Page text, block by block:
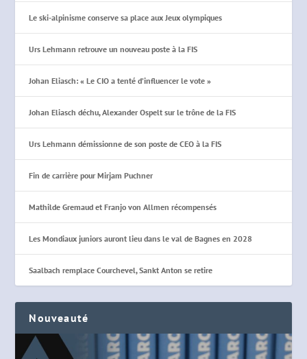
Le ski-alpinisme conserve sa place aux Jeux olympiques
Urs Lehmann retrouve un nouveau poste à la FIS
Johan Eliasch: « Le CIO a tenté d’influencer le vote »
Johan Eliasch déchu, Alexander Ospelt sur le trône de la FIS
Urs Lehmann démissionne de son poste de CEO à la FIS
Fin de carrière pour Mirjam Puchner
Mathilde Gremaud et Franjo von Allmen récompensés
Les Mondiaux juniors auront lieu dans le val de Bagnes en 2028
Saalbach remplace Courchevel, Sankt Anton se retire
Nouveauté